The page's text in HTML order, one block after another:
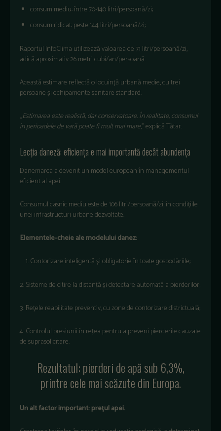
consum mediu:între70-140litri/persoană/zi;
consum ridicat:peste144 litri/persoană/zi;
Raportul InfoClima utilizeazăvaloareade 71 litri/persoană/zi,
adică aproximativ26 metri cubi/an/persoană.
Aceastăestimare reflectăolocuință urbană medie, cutrei
persoaneșiechipamentesanitarestandard.
„Estimareaesterealistă,darconservatoare.Înrealitate,consumul
înperioadeledevarăpoatefimultmaimare,”explicăTătar.
Lecțiadaneză:eficiențaemaiimportantădecâtabundența
Danemarca adevenitun modeleuropeanîn managementul
eficiental apei.
Consumulcasnic mediuestede 106litri/persoană/zi,încondițiile
unei infrastructuri urbanedezvoltate.
Elementele-cheiealemodeluluidanez:
Contorizare inteligentășiobligatorieîntoategospodăriile;
2. Sistemedecitire ladistanțășidetectare automată a pierderilor;
3. Rețele reabilitate preventiv, cu zone decontorizaredistrictuală;
4. Controlul presiuniiîn rețea pentru a preveni pierderilecauzate
de suprasolicitare.
Rezultatul:pierderideapăsub 6,3%,
printrecelemaiscăzutedin Europa.
Un alt factor important:prețulapei.